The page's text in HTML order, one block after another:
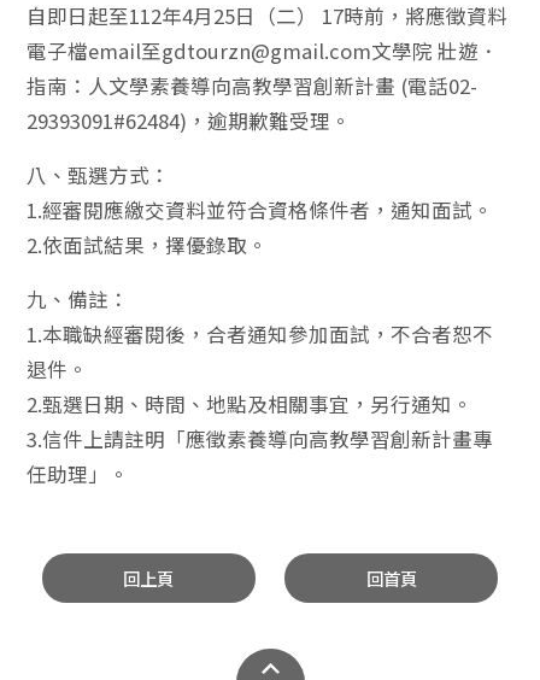
自即日起至112年4月25日（二） 17時前，將應徵資料
電子檔email至gdtourzn@gmail.com文學院 壯遊．
指南：人文學素養導向高教學習創新計畫 (電話02-
29393091#62484)，逾期歉難受理。
八、甄選方式：
1.經審閱應繳交資料並符合資格條件者，通知面試。
2.依面試結果，擇優錄取。
九、備註：
1.本職缺經審閱後，合者通知參加面試，不合者恕不
退件。
2.甄選日期、時間、地點及相關事宜，另行通知。
3.信件上請註明「應徵素養導向高教學習創新計畫專
任助理」。
回上頁 回首頁